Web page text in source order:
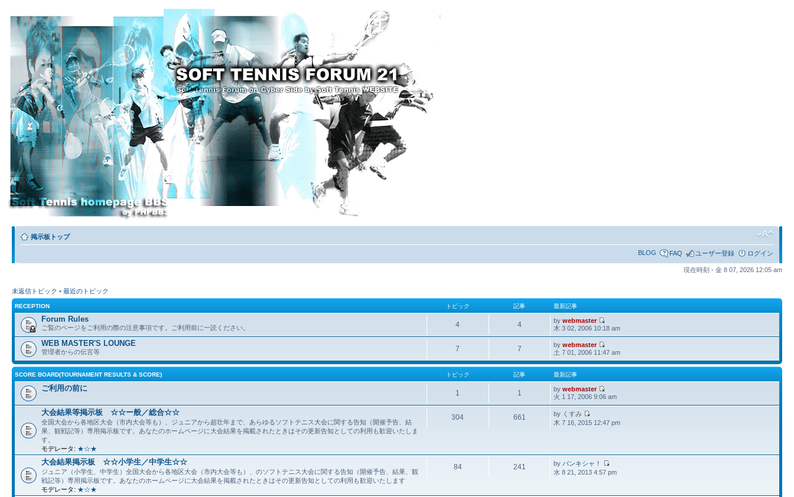
掲示板トップ
BLOG FAQ ユーザー登録 ログイン
現在時刻 - 金 8 07, 2026 12:05 am
未返信トピック • 最近のトピック
RECEPTION トピック 記事 最新記事
Forum Rules
ご覧のページをご利用の際の注意事項です。ご利用前に一読ください。 4 4 bywebmaster
木 3 02, 2006 10:18 am
WEB MASTER'S LOUNGE
管理者からの伝言等 7 7 bywebmaster
土 7 01, 2006 11:47 am
SCORE BOARD(TOURNAMENT RESULTS & SCORE) トピック 記事 最新記事
ご利用の前に
1 1 bywebmaster
火 1 17, 2006 9:06 am
大会結果等掲示板 ☆☆ー般／総合☆☆
全国大会から各地区大会（市内大会等も）、ジュニアから超壮年まで、あらゆるソフトテニス大会に関する告知（開催予告、結
果、観戦記等）専用掲示板です。あなたのホームページに大会結果を掲載されたときはその更新告知としての利用も歓迎いたしま
す。
モデレータ: ★☆★
304 661
by くすみ
木 7 16, 2015 12:47 pm
大会結果掲示板 ☆☆小学生／中学生☆☆
ジュニア（小学生、中学生）全国大会から各地区大会（市内大会等も）、のソフトテニス大会に関する告知（開催予告、結果、観
戦記等）専用掲示板です。あなたのホームページに大会結果を掲載されたときはその更新告知としての利用も歓迎いたします
モデレータ: ★☆★
84 241 by バンキシャ！
水 8 21, 2013 4:57 pm